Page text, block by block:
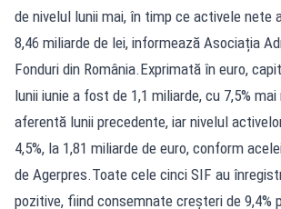
de nivelul lunii mai, în timp ce activele nete
8,46 miliarde de lei, informează Asociația
Fonduri din România.Exprimată în euro,
lunii iunie a fost de 1,1 miliarde, cu 7,5%
aferentă lunii precedente, iar nivelul
4,5%, la 1,81 miliarde de euro, conform
de Agerpres.Toate cele cinci SIF au
pozitive, fiind consemnate creșteri de 9,4%